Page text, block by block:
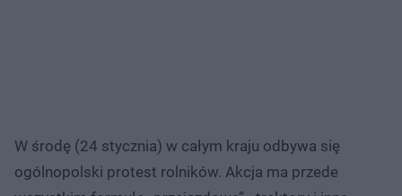
W środę (24 stycznia) w całym kraju odbywa się
ogólnopolski protest rolników. Akcja ma przede